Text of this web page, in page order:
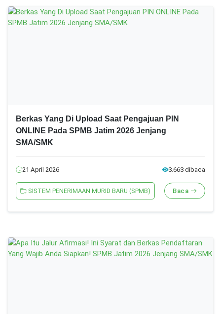
Berkas Yang Di Upload Saat Pengajuan PIN
ONLINE Pada SPMB Jatim 2026 Jenjang
SMA/SMK
21 April 2026 3.663 dibaca
SISTEM PENERIMAAN MURID BARU (SPMB) Baca